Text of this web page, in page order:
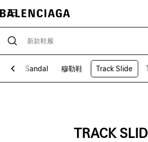
Track Sandal 穆勒鞋 Track Slide
TRACK